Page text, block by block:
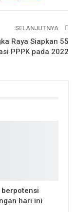
SELANJUTNYA
Raya Siapkan 55
PPPK pada 2022
hari ini